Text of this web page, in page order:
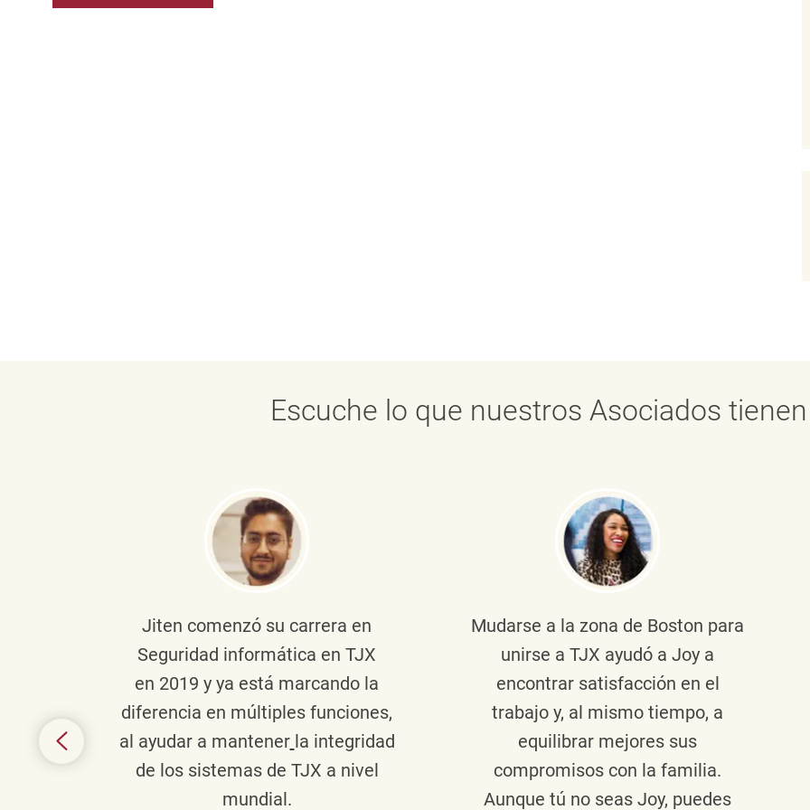
Escuche lo que nuestros Asociados
Jiten comenzó su carrera en
Seguridad informática en TJX
en 2019 y ya está marcando la
diferencia en múltiples funciones,
al ayudar a mantener la integridad
de los sistemas de TJX a nivel
mundial.
Mudarse a la zona de Boston para
unirse a TJX ayudó a Joy a
encontrar satisfacción en el
trabajo y, al mismo tiempo, a
equilibrar mejores sus
compromisos con la familia.
Aunque tú no seas Joy, puedes